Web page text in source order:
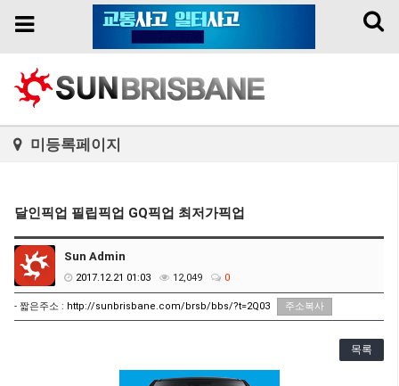
Toggle
Toggle
미등록페이지
달인픽업 필립픽업 GQ픽업 최저가픽업
Sun Admin
2017.12.21 01:03 12,049 0
- 짧은주소 : http://sunbrisbane.com/brsb/bbs/?t=2Q03 주소복사
목록